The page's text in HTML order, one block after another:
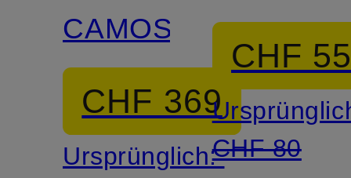
CAMOSCIO
CHF 369
Ursprünglich:
CHF
CHF 80